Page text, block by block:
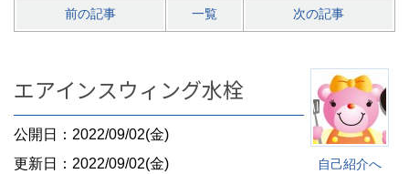
前の記事 一覧 次の記事
自己紹介へ
エアインスウィング水栓
公開日：2022/09/02(金)
更新日：2022/09/02(金)